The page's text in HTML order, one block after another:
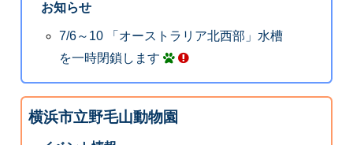
お知らせ
7/6～10 「オーストラリア北西部」水槽
を一時閉鎖します
横浜市立野毛山動物園